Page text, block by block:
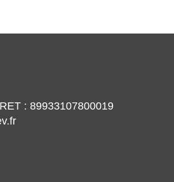
: 89933107800019